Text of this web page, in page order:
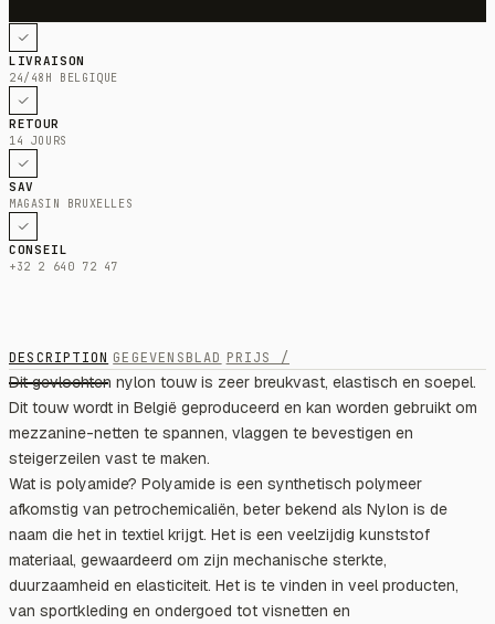
LIVRAISON
24/48H BELGIQUE
RETOUR
14 JOURS
SAV
MAGASIN BRUXELLES
CONSEIL
+32 2 640 72 47
DESCRIPTION GEGEVENSBLAD PRIJS /
Dit gevlochten nylon touw is zeer breukvast, elastisch en soepel.
Dit touw wordt in België geproduceerd en kan worden gebruikt om
mezzanine-netten te spannen, vlaggen te bevestigen en
steigerzeilen vast te maken.
Wat is polyamide? Polyamide is een synthetisch polymeer
afkomstig van petrochemicaliën, beter bekend als Nylon is de
naam die het in textiel krijgt. Het is een veelzijdig kunststof
materiaal, gewaardeerd om zijn mechanische sterkte,
duurzaamheid en elasticiteit. Het is te vinden in veel producten,
van sportkleding en ondergoed tot visnetten en